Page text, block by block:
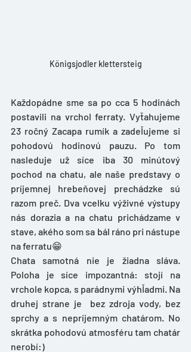
Königsjodler klettersteig
Každopádne sme sa po cca 5 hodinách
postavili na vrchol ferraty. Vyťahujeme
23 ročný Zacapa rumík a zadeľujeme si
pohodovú hodinovú pauzu. Po tom
nasleduje už síce iba 30 minútový
pochod na chatu, ale naše predstavy o
príjemnej hrebeňovej prechádzke sú
razom preč. Dva vcelku výživné výstupy
nás dorazia a na chatu prichádzame v
stave, akého som sa bál ráno pri nástupe
na ferratu😁
Chata samotná nie je žiadna sláva.
Poloha je síce impozantná: stojí na
vrchole kopca, s parádnymi výhľadmi. Na
druhej strane je  bez zdroja vody, bez
sprchy a s nepríjemným chatárom. No
skrátka pohodovú atmosféru tam chatár
nerobí:)